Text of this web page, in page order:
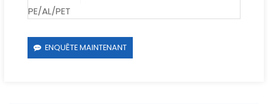
PE/AL/PET
ENQUÊTE MAINTENANT